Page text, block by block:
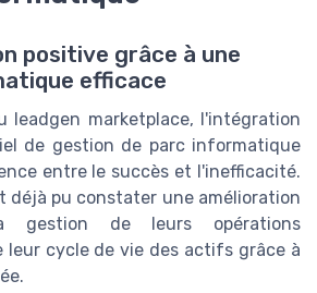
positive grâce à une
efficace
leadgen marketplace, l'intégration
de gestion de parc informatique
entre le succès et l'inefficacité.
déjà pu constater une amélioration
gestion de leurs opérations
leur cycle de vie des actifs grâce à